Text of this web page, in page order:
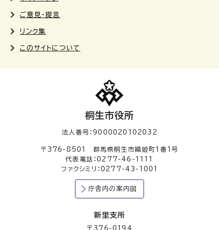
ご意見・提言
リンク集
このサイトについて
桐生市役所
法人番号：9000020102032
〒376-8501 群馬県桐生市織姫町1番1号
代表電話：0277-46-1111
ファクシミリ：0277-43-1001
庁舎内の案内図
新里支所
〒376-0194